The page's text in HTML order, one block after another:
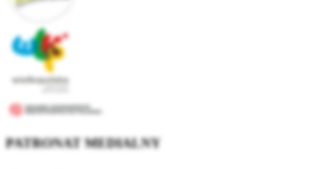
PATRONAT MEDIALNY